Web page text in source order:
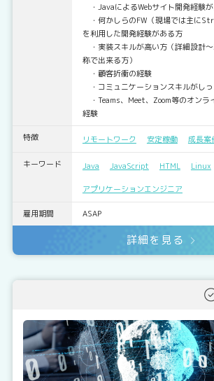
・JavaによるWebサイト開発経験
・何かしらのFW（現場では主に
を利用した開発経験がある方
・実装スキルが高い方（詳細設計
称で出来る方）
・顧客折衝の経験
・コミュニケーションスキルがし
・Teams、Meet、Zoom等のオンラ
経験
特徴 リモートワーク 安定稼働 成長案
キーワード Java JavaScript HTML Linux
アプリケーションエンジニア
雇用期間 ASAP
詳細を見る